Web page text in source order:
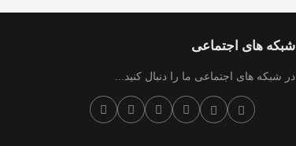
شبکه های اجتماعی
در شبکه های اجتماعی ما را دنبال کنید...